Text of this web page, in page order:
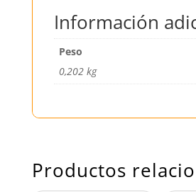
Información
Peso
0,202 kg
Productos